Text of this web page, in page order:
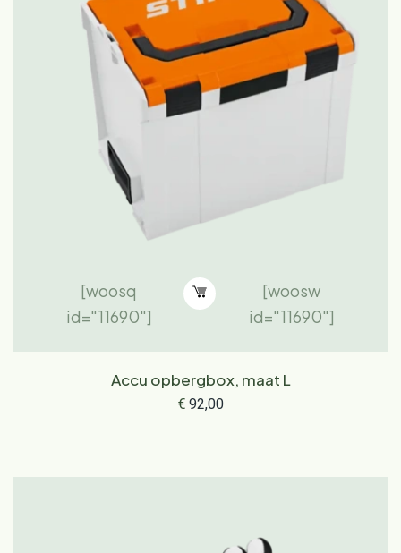
[woosq
id="11690"]
[woosw
id="11690"]
Accu opbergbox, maat L
€92,00